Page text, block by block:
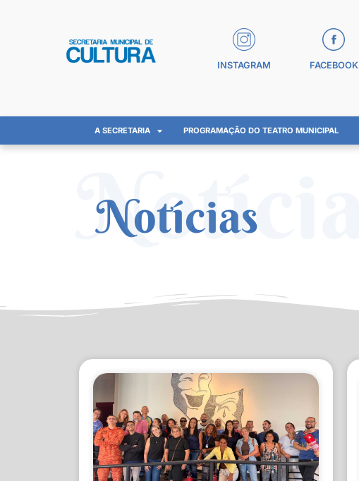
INSTAGRAM FACEBOOK
A SECRETARIA PROGRAMAÇÃO DO TEATRO MUNICIPAL
Notícias
Notícias